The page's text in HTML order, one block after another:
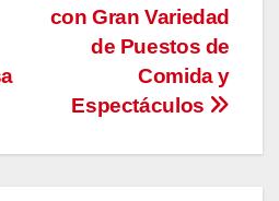
con Gran Variedad
de Puestos de
Comida y
Espectáculos